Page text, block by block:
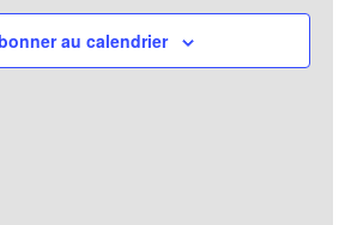
de
au calendrier